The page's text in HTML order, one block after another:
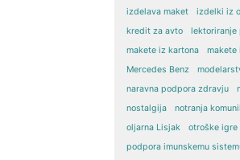
izdelava maket
izdelki iz
kredit za avto
lektoriranje
makete iz kartona
makete
Mercedes Benz
naravna podpora zdravju
nostalgija
notranja
oljarna Lisjak
otroške igre
podpora imunskemu